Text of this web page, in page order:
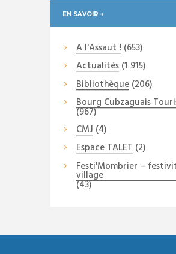
EN SAVOIR +
A l'Assaut ! (653)
Actualités(1 915)
Bibliothèque(206)
Bourg Cubzaguais
(967)
CMJ (4)
Espace TALET (2)
Festi'Mombrier –
village
(43)